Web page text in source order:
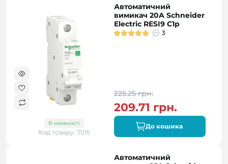
В наявності
Код товару: 7015
Автоматичний
вимикач 20A Schneider
Electric RESI9 C1р
3
225.25 грн.
209.71 грн.
До кошика
Автоматичний